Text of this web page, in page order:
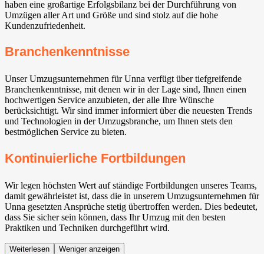
haben eine großartige Erfolgsbilanz bei der Durchführung von
Umzügen aller Art und Größe und sind stolz auf die hohe
Kundenzufriedenheit.
Branchenkenntnisse
Unser Umzugsunternehmen für Unna verfügt über tiefgreifende
Branchenkenntnisse, mit denen wir in der Lage sind, Ihnen einen
hochwertigen Service anzubieten, der alle Ihre Wünsche
berücksichtigt. Wir sind immer informiert über die neuesten Trends
und Technologien in der Umzugsbranche, um Ihnen stets den
bestmöglichen Service zu bieten.
Kontinuierliche Fortbildungen
Wir legen höchsten Wert auf ständige Fortbildungen unseres Teams,
damit gewährleistet ist, dass die in unserem Umzugsunternehmen für
Unna gesetzten Ansprüche stetig übertroffen werden. Dies bedeutet,
dass Sie sicher sein können, dass Ihr Umzug mit den besten
Praktiken und Techniken durchgeführt wird.
Weiterlesen Weniger anzeigen